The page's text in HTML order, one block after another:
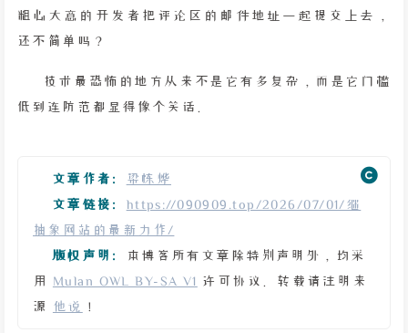
粗心大意的开发者把评论区的邮件地址一起提交上去，
还不简单吗？
技术最恐怖的地方从来不是它有多复杂，而是它门槛
低到连防范都显得像个笑话。
文章作者:
梁栋烨
文章链接:
https://090909.top/2026/07/01/继
抽象网站的最新力作/
版权声明:
本博客所有文章除特别声明外，均采
用 Mulan OWL BY-SA V1 许可协议。转载请注明来
源 他说 ！